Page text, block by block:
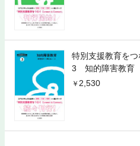
特別支援教育を
3 知的障害教育
2,530